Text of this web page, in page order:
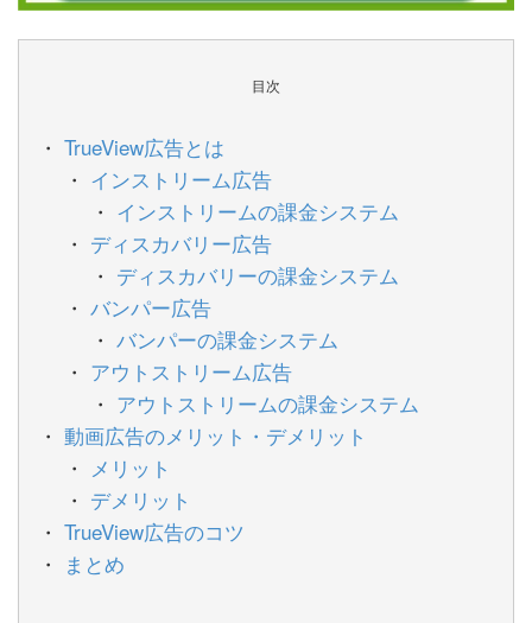
目次
TrueView広告とは
インストリーム広告
インストリームの課金システム
ディスカバリー広告
ディスカバリーの課金システム
バンパー広告
バンパーの課金システム
アウトストリーム広告
アウトストリームの課金システム
動画広告のメリット・デメリット
メリット
デメリット
TrueView広告のコツ
まとめ